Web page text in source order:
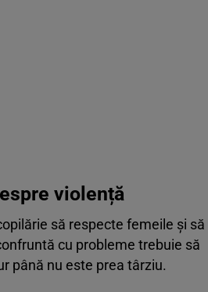
violență
să respecte femeile și să
cu probleme trebuie să
până nu este prea târziu.